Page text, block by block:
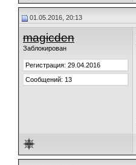
01.05.2016, 20:13
magicden
Заблокирован
Регистрация: 29.04.2016
Сообщений: 13